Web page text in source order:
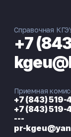
Справочная
+7
Приемная
+7 (843) 519-
+7 (843) 519-
---
pr-